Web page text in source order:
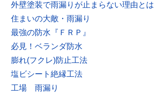
外壁塗装で雨漏りが止まらない理由とは
住まいの大敵・雨漏り
最強の防水『ＦＲＰ』
必見！ベランダ防水
膨れ(フクレ)防止工法
塩ビシート絶縁工法
工場 雨漏り